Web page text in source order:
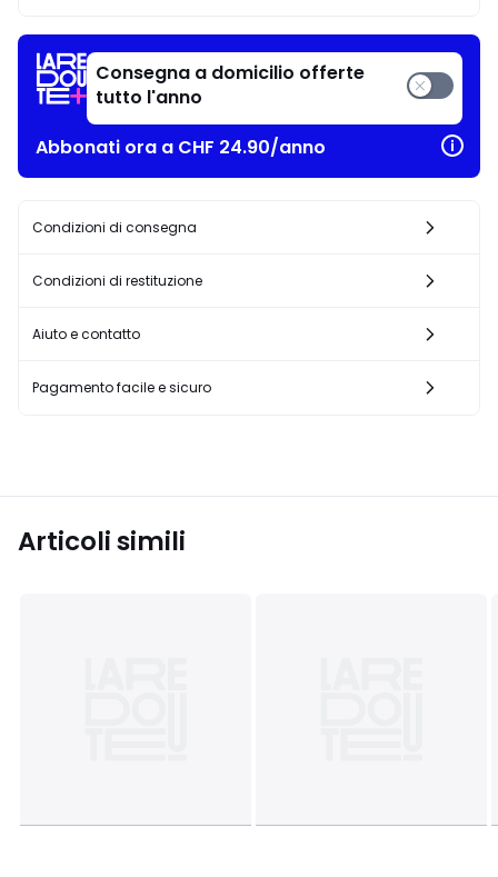
Consegna a domicilio offerte
tutto l'anno
Abbonati ora a CHF 24.90/anno
Condizioni di consegna
Condizioni di restituzione
Aiuto e contatto
Pagamento facile e sicuro
Articoli simili